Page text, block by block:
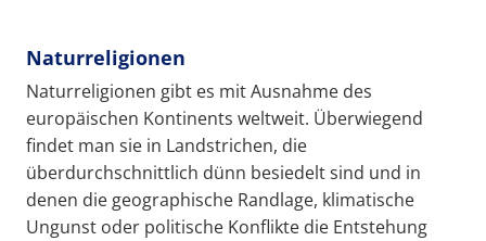
Naturreligionen
Naturreligionen gibt es mit Ausnahme des
europäischen Kontinents weltweit. Überwiegend
findet man sie in Landstrichen, die
überdurchschnittlich dünn besiedelt sind und in
denen die geographische Randlage, klimatische
Ungunst oder politische Konflikte die Entstehung